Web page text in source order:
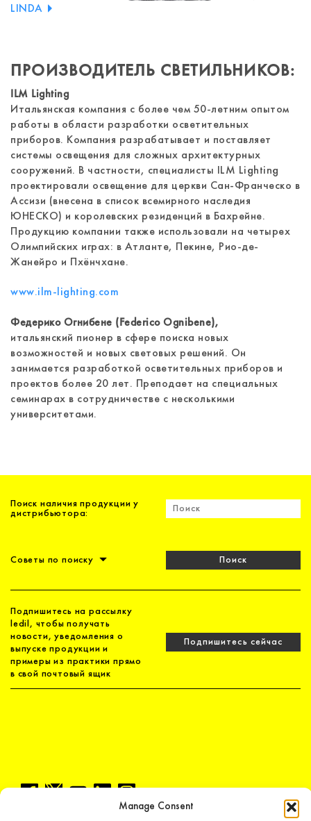
Manage Consent
LINDA
ПРОИЗВОДИТЕЛЬ СВЕТИЛЬНИКОВ:
ILM Lighting
Итальянская компания с более чем 50-летним опытом
работы в области разработки осветительных
приборов. Компания разрабатывает и поставляет
системы освещения для сложных архитектурных
сооружений. В частности, специалисты ILM Lighting
проектировали освещение для церкви Сан-Франческо в
Ассизи (внесена в список всемирного наследия
ЮНЕСКО) и королевских резиденций в Бахрейне.
Продукцию компании также использовали на четырех
Олимпийских играх: в Атланте, Пекине, Рио-де-
Жанейро и Пхёнчхане.
www.ilm-lighting.com
Федерико Огнибене (Federico Ognibene),
итальянский пионер в сфере поиска новых
возможностей и новых световых решений. Он
занимается разработкой осветительных приборов и
проектов более 20 лет. Преподает на специальных
семинарах в сотрудничестве с несколькими
университетами.
Поиск наличия продукции у
дистрибьютора:
Советы по поиску Поиск
Подпишитесь на рассылку
ledil, чтобы получать
новости, уведомления о
выпуске продукции и
примеры из практики прямо
в свой почтовый ящик
Подпишитесь сейчас